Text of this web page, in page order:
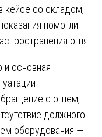
кейсе со складом,
помогли
огня.
и основная
с огнем,
должного
оборудования —